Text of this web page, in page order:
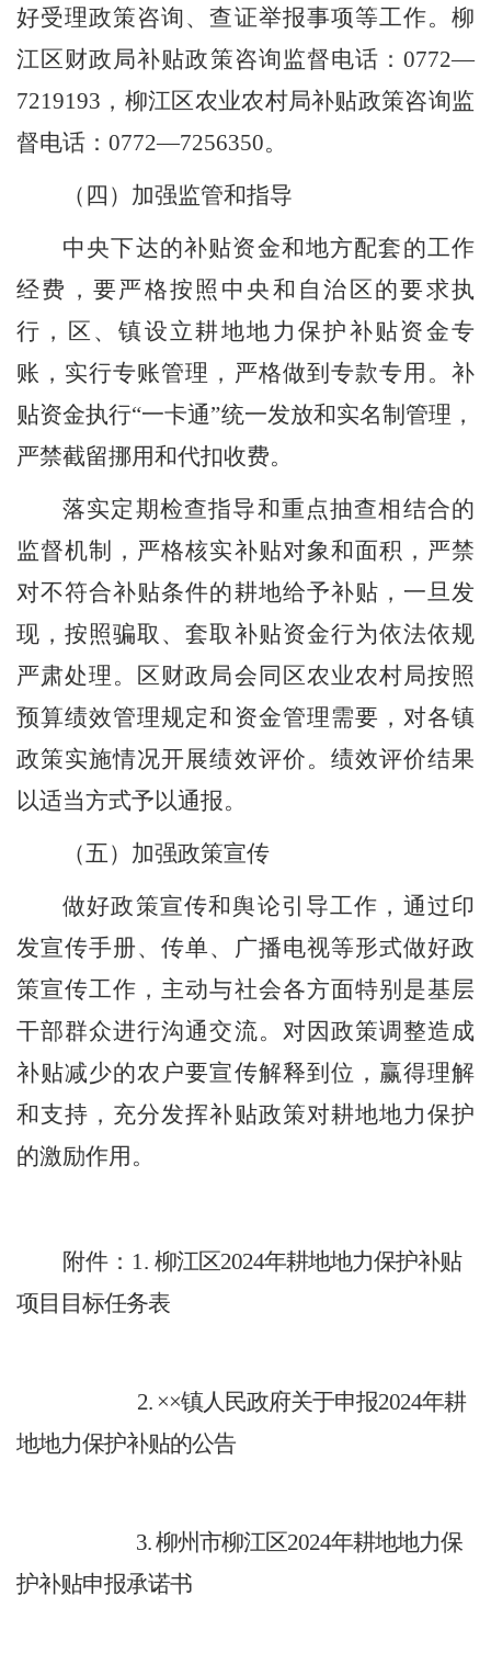
好受理政策咨询、查证举报事项等工作。柳
江区财政局补贴政策咨询监督电话 ： 0772—
7219193 ，柳江区农业农村局补贴政策咨询监
督电话 ： 0772—7256350。
（四）加强监管和指导
中央下达的补贴资金和地方配套的工作
经费，要严格按照中央和自治区的要求执
行，区、镇设立耕地地力保护补贴资金专
账，实行专账管理，严格做到专款专用。补
贴资金执行“一卡通”统一发放和实名制管理，
严禁截留挪用和代扣收费。
落实定期检查指导和重点抽查相结合的
监督机制，严格核实补贴对象和面积，严禁
对不符合补贴条件的耕地给予补贴，一旦发
现，按照骗取、套取补贴资金行为依法依规
严肃处理。区财政局会同区农业农村局按照
预算绩效管理规定和资金管理需要，对各镇
政策实施情况开展绩效评价。绩效评价结果
以适当方式予以通报。
（五）加强政策宣传
做好政策宣传和舆论引导工作，通过印
发宣传手册、传单、广播电视等形式做好政
策宣传工作，主动与社会各方面特别是基层
干部群众进行沟通交流。对因政策调整造成
补贴减少的农户要宣传解释到位，赢得理解
和支持，充分发挥补贴政策对耕地地力保护
的激励作用。
附件： 1. 柳江区2024年耕地地力保护补贴
项目目标任务表
2. ××镇人民政府关于申报2024年耕
地地力保护补贴的公告
3.柳州市柳江区2024年耕地地力保
护补贴申报承诺书